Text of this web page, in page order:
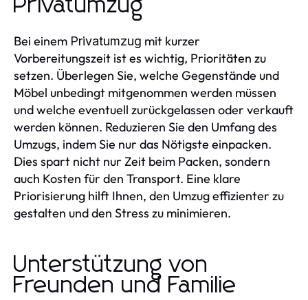
Privatumzug
Bei einem Privatumzug mit kurzer
Vorbereitungszeit ist es wichtig, Prioritäten zu
setzen. Überlegen Sie, welche Gegenstände und
Möbel unbedingt mitgenommen werden müssen
und welche eventuell zurückgelassen oder verkauft
werden können. Reduzieren Sie den Umfang des
Umzugs, indem Sie nur das Nötigste einpacken.
Dies spart nicht nur Zeit beim Packen, sondern
auch Kosten für den Transport. Eine klare
Priorisierung hilft Ihnen, den Umzug effizienter zu
gestalten und den Stress zu minimieren.
Unterstützung von
Freunden und Familie